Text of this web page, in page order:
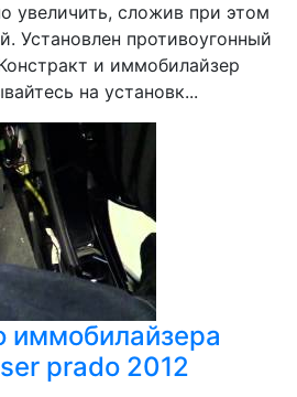
увеличить, сложив при этом
Установлен противоугонный
и иммобилайзер
на установк...
иммобилайзера
prado 2012